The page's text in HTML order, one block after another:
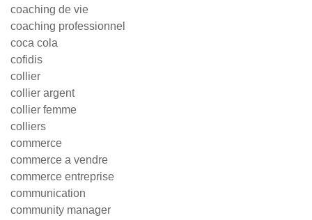
coaching de vie
coaching professionnel
coca cola
cofidis
collier
collier argent
collier femme
colliers
commerce
commerce a vendre
commerce entreprise
communication
community manager